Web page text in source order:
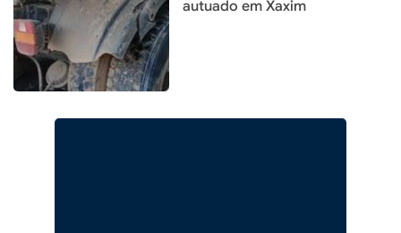
autuado em Xaxim